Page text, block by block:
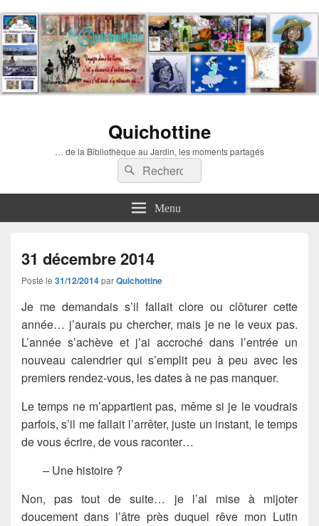
Quichottine
… de la Bibliothèque au Jardin, les moments partagés
Recherche :
Rechercher
Menu
31 décembre 2014
Posté le 31/12/2014parQuichottine
Je me demandais s’il fallait clore ou clôturer cette
année… j’aurais pu chercher, mais je ne le veux pas.
L’année s’achève et j’ai accroché dans l’entrée un
nouveau calendrier qui s’emplit peu à peu avec les
premiers rendez-vous, les dates à ne pas manquer.
Le temps ne m’appartient pas, même si je le voudrais
parfois, s’il me fallait l’arrêter, juste un instant, le temps
de vous écrire, de vous raconter…
– Une histoire ?
Non, pas tout de suite… je l’ai mise à mijoter
doucement dans l’âtre près duquel rêve mon Lutin